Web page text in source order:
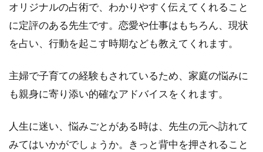
お
好
の
い
が
つ
か
ら
オリジナルの占術で、わかりやすく伝えてくれること
に定評のある先生です。恋愛や仕事はもちろん、現状
を占い、行動を起こす時期なども教えてくれます。
主婦で子育ての経験もされているため、家庭の悩みに
も親身に寄り添い的確なアドバイスをくれます。
人生に迷い、悩みごとがある時は、先生の元へ訪れて
みてはいかがでしょうか。きっと背中を押されること